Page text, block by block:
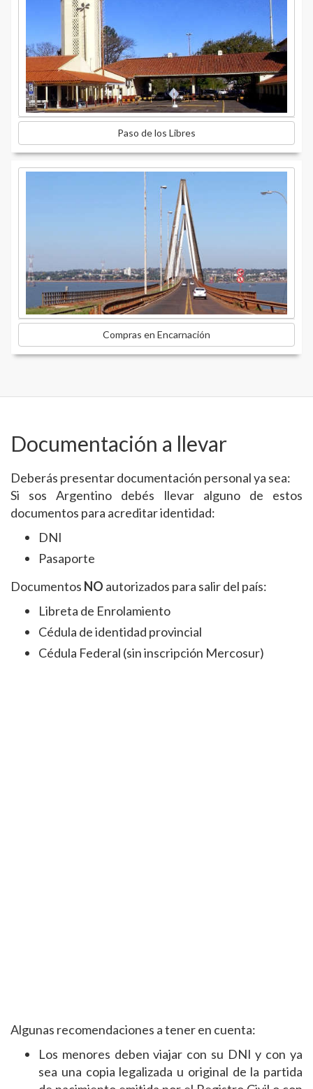
Paso de los Libres
Compras en Encarnación
Documentación a llevar
Deberás presentar documentación personal ya sea:
Si sos Argentino debés llevar alguno de estos
documentos para acreditar identidad:
DNI
Pasaporte
Documentos NO autorizados para salir del país:
Libreta de Enrolamiento
Cédula de identidad provincial
Cédula Federal (sin inscripción Mercosur)
Algunas recomendaciones a tener en cuenta:
Los menores deben viajar con su DNI y con ya
sea una copia legalizada u original de la partida